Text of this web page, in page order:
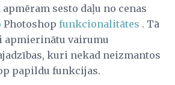
apmēram sesto daļu no cenas
Photoshop funkcionalitātes . Tā
apmierinātu vairumu
kuri nekad neizmantos
papildu funkcijas.